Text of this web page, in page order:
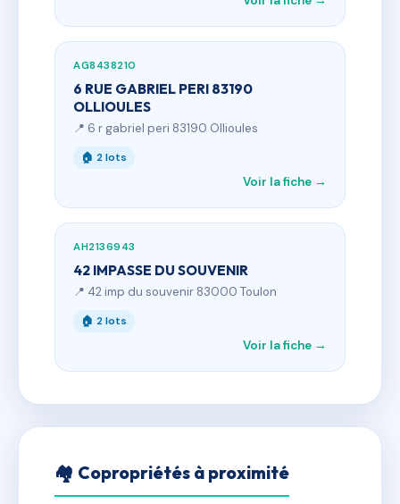
AG8438210
6 RUE GABRIEL PERI 83190
OLLIOULES
📍 6 r gabriel peri 83190 Ollioules
🏠 2 lots
Voir la fiche →
AH2136943
42 IMPASSE DU SOUVENIR
📍 42 imp du souvenir 83000 Toulon
🏠 2 lots
Voir la fiche →
🏘 Copropriétés à proximité